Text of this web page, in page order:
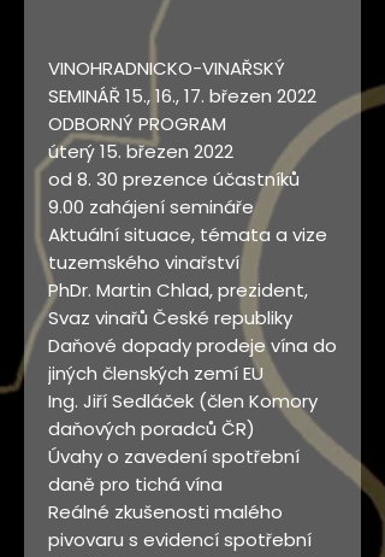
VINOHRADNICKO-VINAŘSKÝ
SEMINÁŘ 15., 16., 17. březen 2022
ODBORNÝ PROGRAM
úterý 15. březen 2022
od 8. 30 prezence účastníků
9.00 zahájení semináře
Aktuální situace, témata a vize
tuzemského vinařství
PhDr. Martin Chlad, prezident,
Svaz vinařů České republiky
Daňové dopady prodeje vína do
jiných členských zemí EU
Ing. Jiří Sedláček (člen Komory
daňových poradců ČR)
Úvahy o zavedení spotřební
daně pro tichá vína
Reálné zkušenosti malého
pivovaru s evidencí spotřební